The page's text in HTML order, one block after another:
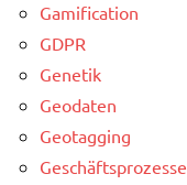
Gamification
GDPR
Genetik
Geodaten
Geotagging
Geschäftsprozesse